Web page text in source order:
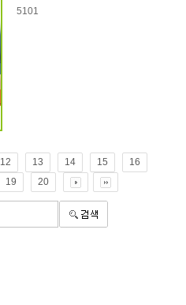
5101
12 13 14 15
16
19 20